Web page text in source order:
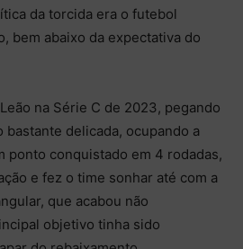
da torcida era o futebol
bem abaixo da expectativa do
na Série C de 2023, pegando
bastante delicada, ocupando a
ponto conquistado em 4 rodadas,
e fez o time sonhar até com a
que acabou não
objetivo tinha sido